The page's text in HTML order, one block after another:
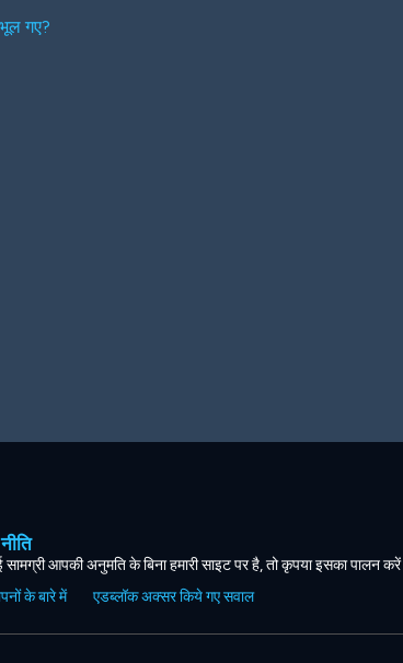
गए?
आपकी अनुमति के बिना हमारी साइट पर है, तो कृपया इसका पालन करें
के बारे में एडब्लॉक अक्सर किये गए सवाल